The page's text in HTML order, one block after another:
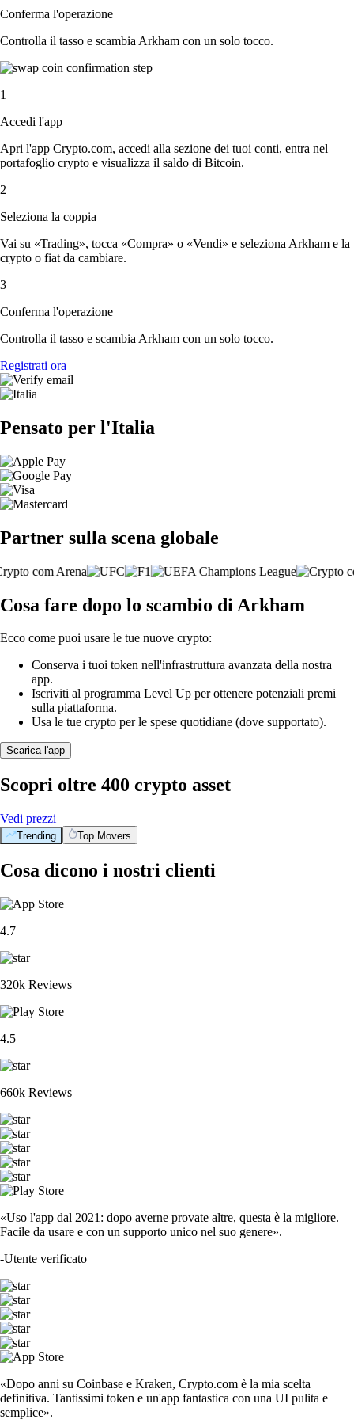
Conferma l'operazione
Controlla il tasso e scambia Arkham con un solo tocco.
1
Accedi l'app
Apri l'app Crypto.com, accedi alla sezione dei tuoi conti, entra nel
portafoglio crypto e visualizza il saldo di Bitcoin.
2
Seleziona la coppia
Vai su «Trading», tocca «Compra» o «Vendi» e seleziona Arkham e la
crypto o fiat da cambiare.
3
Conferma l'operazione
Controlla il tasso e scambia Arkham con un solo tocco.
Registrati ora
Pensato per l'Italia
Partner sulla scena globale
Cosa fare dopo lo scambio di Arkham
Ecco come puoi usare le tue nuove crypto:
Conserva i tuoi token nell'infrastruttura avanzata della nostra
app.
Iscriviti al programma Level Up per ottenere potenziali premi
sulla piattaforma.
Usa le tue crypto per le spese quotidiane (dove supportato).
Scarica l'app
Scopri oltre 400 crypto asset
Vedi prezzi
Trending Top Movers
Cosa dicono i nostri clienti
4.7
320k Reviews
4.5
660k Reviews
«Uso l'app dal 2021: dopo averne provate altre, questa è la migliore.
Facile da usare e con un supporto unico nel suo genere».
-Utente verificato
«Dopo anni su Coinbase e Kraken, Crypto.com è la mia scelta
definitiva. Tantissimi token e un'app fantastica con una UI pulita e
semplice».